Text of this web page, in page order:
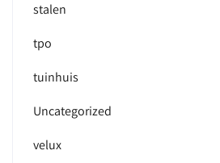
stalen
tpo
tuinhuis
Uncategorized
velux